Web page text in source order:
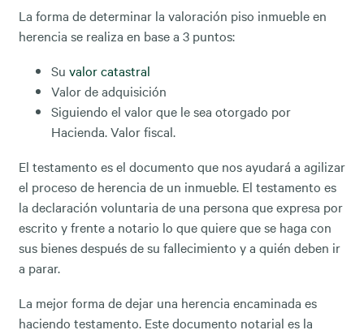
La forma de determinar la valoración piso inmueble en
herencia se realiza en base a 3 puntos:
Su valor catastral
Valor de adquisición
Siguiendo el valor que le sea otorgado por
Hacienda. Valor fiscal.
El testamento es el documento que nos ayudará a agilizar
el proceso de herencia de un inmueble. El testamento es
la declaración voluntaria de una persona que expresa por
escrito y frente a notario lo que quiere que se haga con
sus bienes después de su fallecimiento y a quién deben ir
a parar.
La mejor forma de dejar una herencia encaminada es
haciendo testamento. Este documento notarial es la